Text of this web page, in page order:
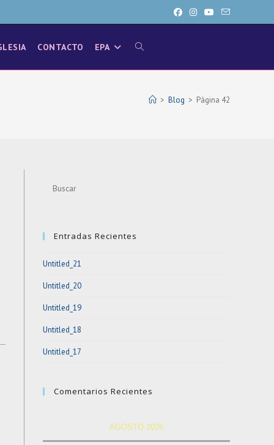
CONTACTO EPA ALTERNAR
BÚSQUEDA
> Blog > Página 42
Entradas Recientes
Untitled_21
Untitled_20
Untitled_19
Untitled_18
Untitled_17
Comentarios Recientes
AGOSTO 2026